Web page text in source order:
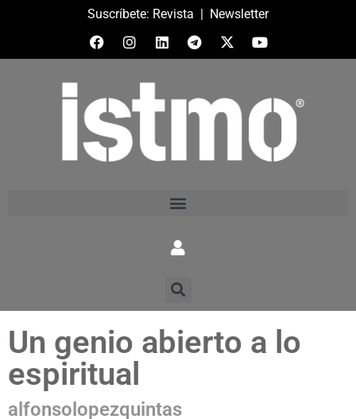
Suscríbete: Revista | Newsletter
Un genio abierto a lo
espiritual
alfonsolopezquintas